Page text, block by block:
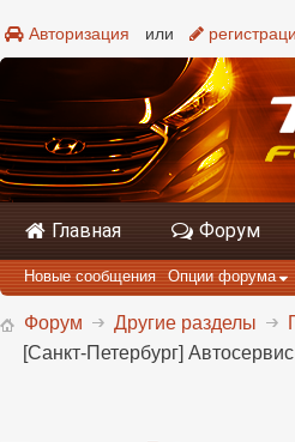
Авторизация или
Главная Форум
Новые сообщения Опции форума
Форум Другие разделы
[Санкт-Петербург]